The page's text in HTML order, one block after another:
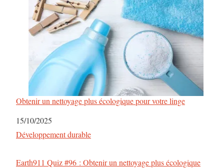
Obtenir un nettoyage plus écologique pour votre linge
Date
15/10/2025
Par rapport à
Développement durable
Earth911 Quiz #96 : Obtenir un nettoyage plus écologique